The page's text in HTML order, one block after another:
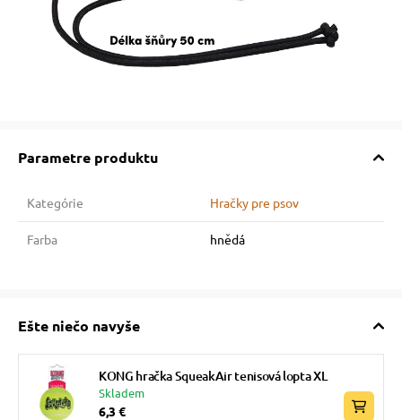
Parametre produktu
Kategórie Hračky pre psov
Farba hnědá
Ešte niečo navyše
KONG hračka SqueakAir tenisová lopta XL
Skladem
6,3 €